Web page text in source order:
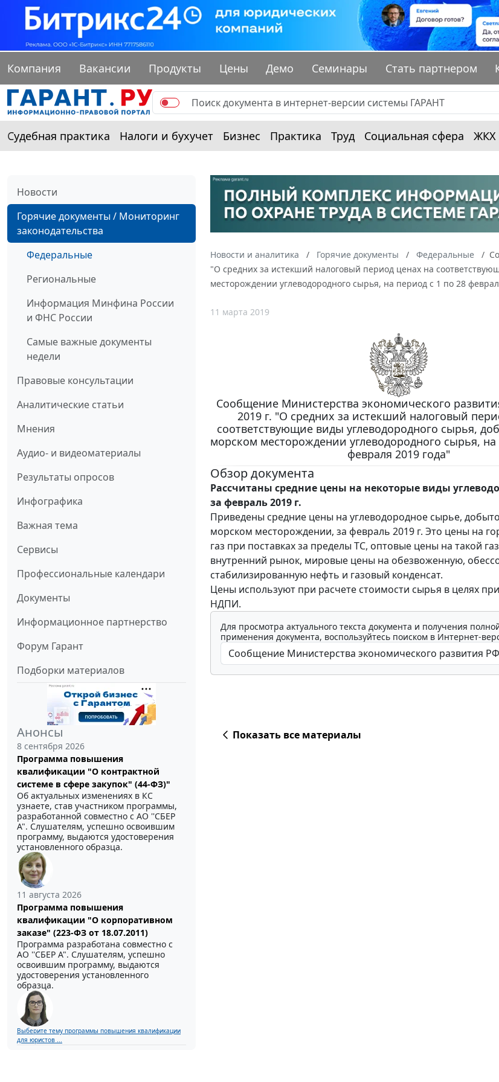
Компания Вакансии Продукты Цены Демо Семинары Стать партнером
Судебная практика Налоги и бухучет Бизнес Практика Труд Социальная сфера ЖКХ
Новости
Горячие документы / Мониторинг
законодательства
Федеральные
Региональные
Информация Минфина России
и ФНС России
Самые важные документы
недели
Правовые консультации
Аналитические статьи
Мнения
Аудио- и видеоматериалы
Результаты опросов
Инфографика
Важная тема
Сервисы
Профессиональные календари
Документы
Информационное партнерство
Форум Гарант
Подборки материалов
Анонсы
8 сентября 2026
Программа повышения
квалификации "О контрактной
системе в сфере закупок" (44-ФЗ)"
Об актуальных изменениях в КС
узнаете, став участником программы,
разработанной совместно с АО ''СБЕР
А". Слушателям, успешно освоившим
программу, выдаются удостоверения
установленного образца.
11 августа 2026
Программа повышения
квалификации "О корпоративном
заказе" (223-ФЗ от 18.07.2011)
Программа разработана совместно с
АО ''СБЕР А". Слушателям, успешно
освоившим программу, выдаются
удостоверения установленного
образца.
Выберите тему программы повышения квалификации
для юристов ...
Новости и аналитика Горячие документы Федеральные
"О средних за истекший налоговый период ценах на
месторождении углеводородного сырья, на период с 1 по 28
11 марта 2019
Сообщение Министерства экономического
2019 г. "О средних за истекший налоговый
соответствующие виды углеводородного сырья,
морском месторождении углеводородного сырья,
февраля 2019 года"
Обзор документа
Рассчитаны средние цены на некоторые виды
за февраль 2019 г.
Приведены средние цены на углеводородное сырье,
морском месторождении, за февраль 2019 г. Это цены на
газ при поставках за пределы ТС, оптовые цены на такой
внутренний рынок, мировые цены на обезвоженную,
стабилизированную нефть и газовый конденсат.
Цены используют при расчете стоимости сырья в целях
НДПИ.
Для просмотра актуального текста документа и получения
применения документа, воспользуйтесь поиском в Интернет-
Показать все материалы